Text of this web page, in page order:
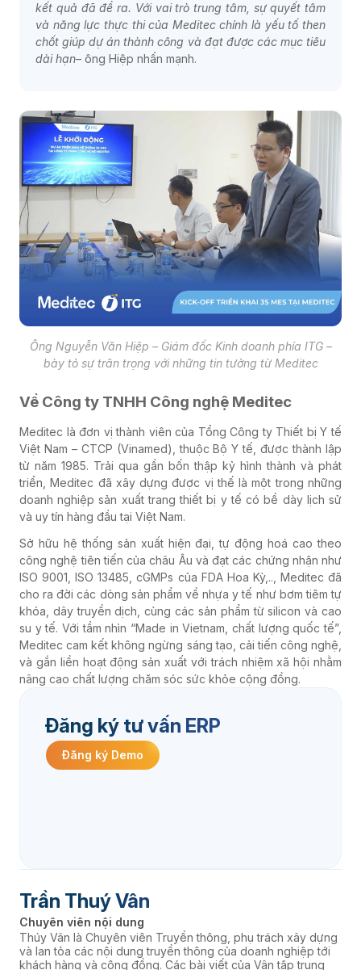
kết quả đã đề ra. Với vai trò trung tâm, sự quyết tâm
và năng lực thực thi của Meditec chính là yếu tố then
chốt giúp dự án thành công và đạt được các mục tiêu
dài hạn– ông Hiệp nhấn mạnh.
Ông Nguyễn Văn Hiệp – Giám đốc Kinh doanh phía ITG –
bày tỏ sự trân trọng với những tin tưởng từ Meditec
Về Công ty TNHH Công nghệ Meditec
Meditec là đơn vị thành viên của Tổng Công ty Thiết bị Y tế
Việt Nam – CTCP (Vinamed), thuộc Bộ Y tế, được thành lập
từ năm 1985. Trải qua gần bốn thập kỷ hình thành và phát
triển, Meditec đã xây dựng được vị thế là một trong những
doanh nghiệp sản xuất trang thiết bị y tế có bề dày lịch sử
và uy tín hàng đầu tại Việt Nam.
Sở hữu hệ thống sản xuất hiện đại, tự động hoá cao theo
công nghệ tiên tiến của châu Âu và đạt các chứng nhận như
ISO 9001, ISO 13485, cGMPs của FDA Hoa Kỳ,.., Meditec đã
cho ra đời các dòng sản phẩm về nhựa y tế như bơm tiêm tự
khóa, dây truyền dịch, cùng các sản phẩm từ silicon và cao
su y tế. Với tầm nhìn “Made in Vietnam, chất lượng quốc tế”,
Meditec cam kết không ngừng sáng tạo, cải tiến công nghệ,
và gắn liền hoạt động sản xuất với trách nhiệm xã hội nhằm
nâng cao chất lượng chăm sóc sức khỏe cộng đồng.
Đăng ký tư vấn ERP
Đăng ký Demo
Trần Thuý Vân
Chuyên viên nội dung
Thúy Vân là Chuyên viên Truyền thông, phụ trách xây dựng
và lan tỏa các nội dung truyền thông của doanh nghiệp tới
khách hàng và cộng đồng. Các bài viết của Vân tập trung